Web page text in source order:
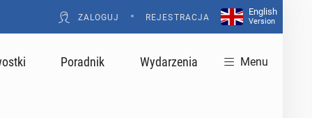
ZALOGUJ • REJESTRACJA
English
Version
Poradnik Wydarzenia Menu